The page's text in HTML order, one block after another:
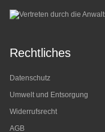
Rechtliches
Datenschutz
Umwelt und Entsorgung
Widerrufsrecht
AGB